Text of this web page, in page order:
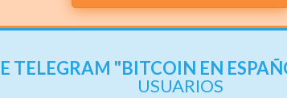
TELEGRAM "BITCOIN EN
USUARIOS